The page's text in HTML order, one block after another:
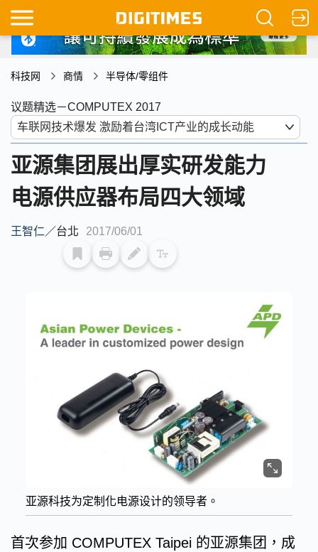
科技网 商情 半导体/零组件
议题精选－COMPUTEX 2017
亚源集团展出厚实研发能力
电源供应器布局四大领域
王智仁／台北 2017/06/01
亚源科技为定制化电源设计的领导者。
首次参加 COMPUTEX Taipei 的亚源集团，成